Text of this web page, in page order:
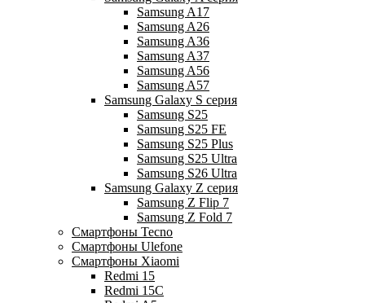
Samsung A17
Samsung A26
Samsung A36
Samsung A37
Samsung A56
Samsung A57
Samsung Galaxy S серия
Samsung S25
Samsung S25 FE
Samsung S25 Plus
Samsung S25 Ultra
Samsung S26 Ultra
Samsung Galaxy Z серия
Samsung Z Flip 7
Samsung Z Fold 7
Смартфоны Tecno
Смартфоны Ulefone
Смартфоны Xiaomi
Redmi 15
Redmi 15C